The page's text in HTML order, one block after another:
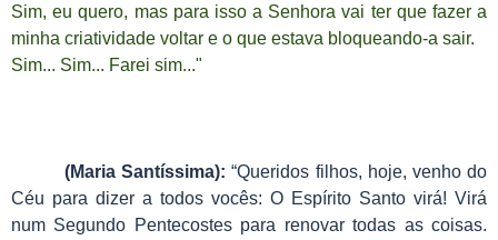
Sim, eu quero, mas para isso a Senhora vai ter que fazer a
minha criatividade voltar e o que estava bloqueando-a sair.
Sim... Sim... Farei sim..."
(Maria Santíssima): “Queridos filhos, hoje, venho do
Céu para dizer a todos vocês: O Espírito Santo virá! Virá
num Segundo Pentecostes para renovar todas as coisas.